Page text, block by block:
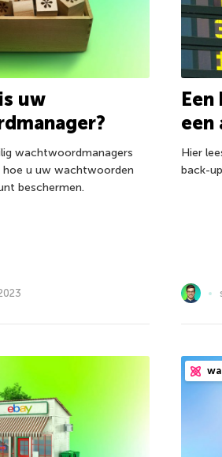
uw
wachtwoordmanagers
hoe u uw wachtwoorden
beschermen.
een
Hier
back-